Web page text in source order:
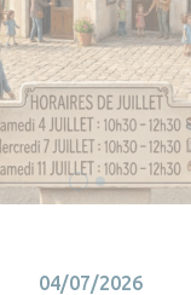
04/07/2026
10/07/2026